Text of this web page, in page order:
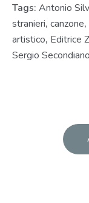
Tags: Antonio
stranieri, canzone,
artistico, Editrice
Sergio